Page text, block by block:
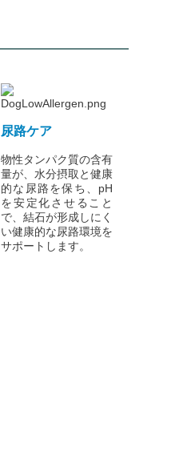
尿路ケア
物性タンパク質の含有
量が、水分摂取と健康
的な尿路を保ち、pH
を安定化させること
で、結石が形成しにく
い健康的な尿路環境を
サポートします。